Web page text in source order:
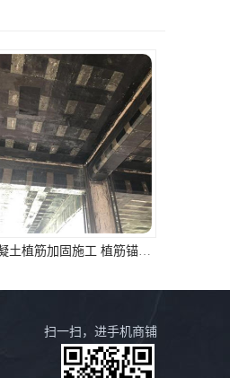
淮南植筋加固施工 高延性纤维混凝土加固 资质齐全 施工队案例经验..
扫一扫，进手机商铺